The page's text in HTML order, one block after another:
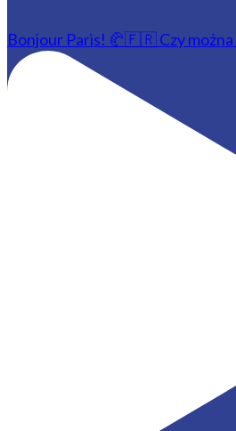
Bonjour Paris! 🥐🇫🇷 Czy można